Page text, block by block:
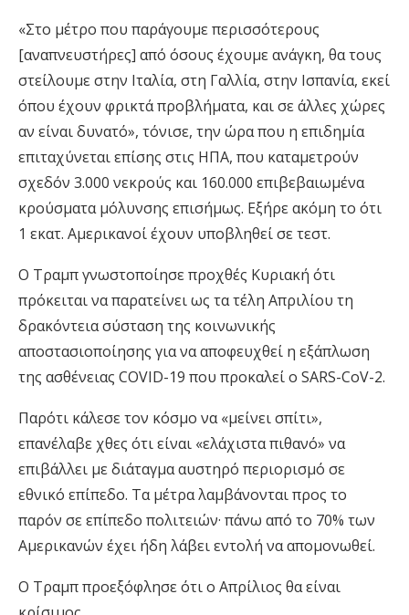
«Στο μέτρο που παράγουμε περισσότερους
[αναπνευστήρες] από όσους έχουμε ανάγκη, θα τους
στείλουμε στην Ιταλία, στη Γαλλία, στην Ισπανία, εκεί
όπου έχουν φρικτά προβλήματα, και σε άλλες χώρες
αν είναι δυνατό», τόνισε, την ώρα που η επιδημία
επιταχύνεται επίσης στις ΗΠΑ, που καταμετρούν
σχεδόν 3.000 νεκρούς και 160.000 επιβεβαιωμένα
κρούσματα μόλυνσης επισήμως. Εξήρε ακόμη το ότι
1 εκατ. Αμερικανοί έχουν υποβληθεί σε τεστ.
Ο Τραμπ γνωστοποίησε προχθές Κυριακή ότι
πρόκειται να παρατείνει ως τα τέλη Απριλίου τη
δρακόντεια σύσταση της κοινωνικής
αποστασιοποίησης για να αποφευχθεί η εξάπλωση
της ασθένειας COVID-19 που προκαλεί ο SARS-CoV-2.
Παρότι κάλεσε τον κόσμο να «μείνει σπίτι»,
επανέλαβε χθες ότι είναι «ελάχιστα πιθανό» να
επιβάλλει με διάταγμα αυστηρό περιορισμό σε
εθνικό επίπεδο. Τα μέτρα λαμβάνονται προς το
παρόν σε επίπεδο πολιτειών· πάνω από το 70% των
Αμερικανών έχει ήδη λάβει εντολή να απομονωθεί.
Ο Τραμπ προεξόφλησε ότι ο Απρίλιος θα είναι